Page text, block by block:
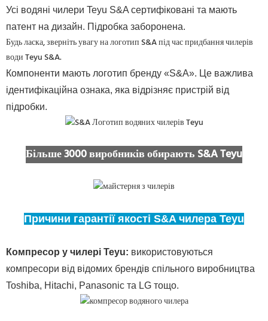
Усі водяні чилери Teyu S&A сертифіковані та мають
патент на дизайн. Підробка заборонена.
Будь ласка, зверніть увагу на логотип S&A під час придбання чилерів
води Teyu S&A.
Компоненти мають логотип бренду «S&A». Це важлива
ідентифікаційна ознака, яка відрізняє пристрій від
підробки.
Більше 3000 виробників обирають S&A Teyu
Причини гарантії якості S&A чилера Teyu
Компресор у чилері Teyu: використовуються
компресори від відомих брендів спільного виробництва
Toshiba, Hitachi, Panasonic та LG тощо.